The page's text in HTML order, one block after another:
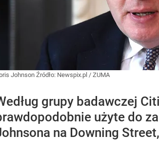
JohnsonŹródło: Newspix.pl / ZUMA
grupy badawczej
użyte do
na Downing